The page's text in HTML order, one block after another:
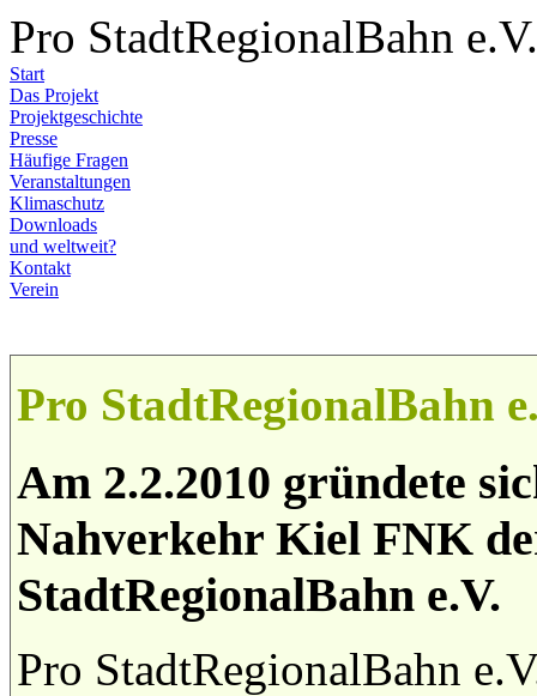
Pro StadtRegionalBahn e.V.
Start
Das Projekt
Projektgeschichte
Presse
Häufige Fragen
Veranstaltungen
Klimaschutz
Downloads
und weltweit?
Kontakt
Verein
Pro StadtRegionalBahn
Am 2.2.2010 gründete
Nahverkehr Kiel FNK
StadtRegionalBahn e.V.
Pro StadtRegionalBahn